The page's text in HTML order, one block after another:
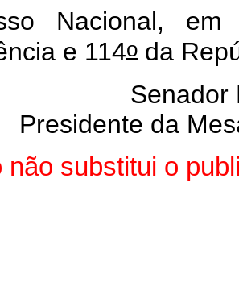
Nacional,
e 114o da
Senador
Presidente da
não substitui o